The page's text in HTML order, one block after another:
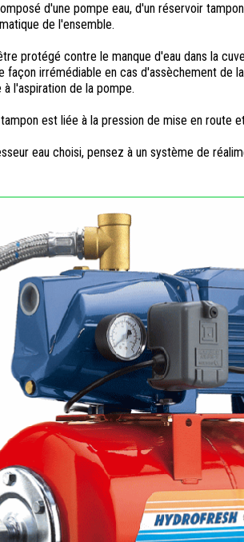
d'une pompe eau, d'un réservoir
de l'ensemble.
protégé contre le manque d'eau dans la
façon irrémédiable en cas d'assèchement de
l'aspiration de la pompe.
est liée à la pression de mise en route
eau choisi, pensez à un système de